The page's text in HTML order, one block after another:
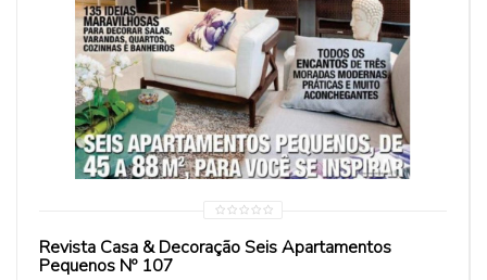
Revista Casa & Decoração Seis Apartamentos
Pequenos Nº 107